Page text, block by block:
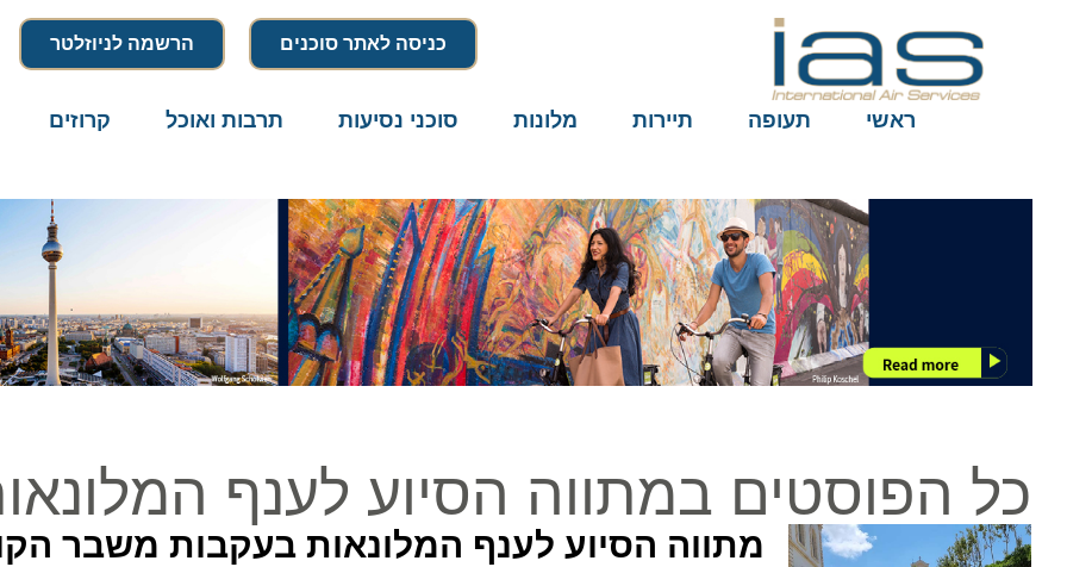
כניסה לאתר סוכנים הרשמה לניוזלטר
ראשי תעופה תיירות מלונות סוכני נסיעות תרבות ואוכל קרוזים
כל הפוסטים במתווה הסיוע לענף המלונאות
מתווה הסיוע לענף המלונאות בעקבות משבר